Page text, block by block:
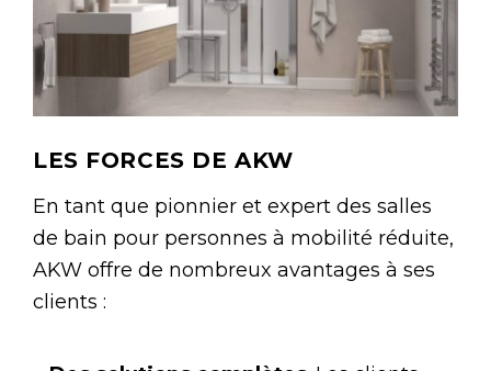
LES FORCES DE AKW
En tant que pionnier et expert des salles
de bain pour personnes à mobilité réduite,
AKW offre de nombreux avantages à ses
clients :